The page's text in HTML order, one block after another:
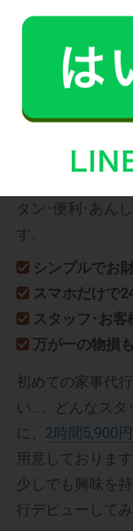
タン･便利･あん
す。
シンプルでお
スマホだけで
スタッフ･お
万が一の物損
初めての家事代
い…、どんなス
に、 2時間5,900
用意しております
少しでも興味を
行デビューして